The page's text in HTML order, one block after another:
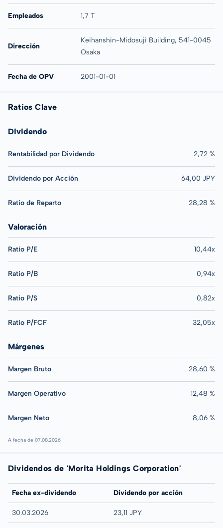
Empleados 1,7 T
Dirección
Keihanshin-Midosuji Building, 541-0045
Osaka
Fecha de OPV 2001-01-01
Ratios Clave
Dividendo
Rentabilidad por Dividendo 2,72 %
Dividendo por Acción 64,00 JPY
Ratio de Reparto 28,28 %
Valoración
Ratio P/E 10,44x
Ratio P/B 0,94x
Ratio P/S 0,82x
Ratio P/FCF 32,05x
Márgenes
Margen Bruto 28,60 %
Margen Operativo 12,48 %
Margen Neto 8,06 %
A fecha de 07.08.2026
Dividendos de 'Morita Holdings Corporation'
Fecha ex-dividendo Dividendo por acción
30.03.2026 23,11 JPY